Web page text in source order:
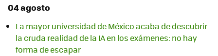
04 agosto
La mayor universidad de México acaba de descubrir
la cruda realidad de la IA en los exámenes: no hay
forma de escapar